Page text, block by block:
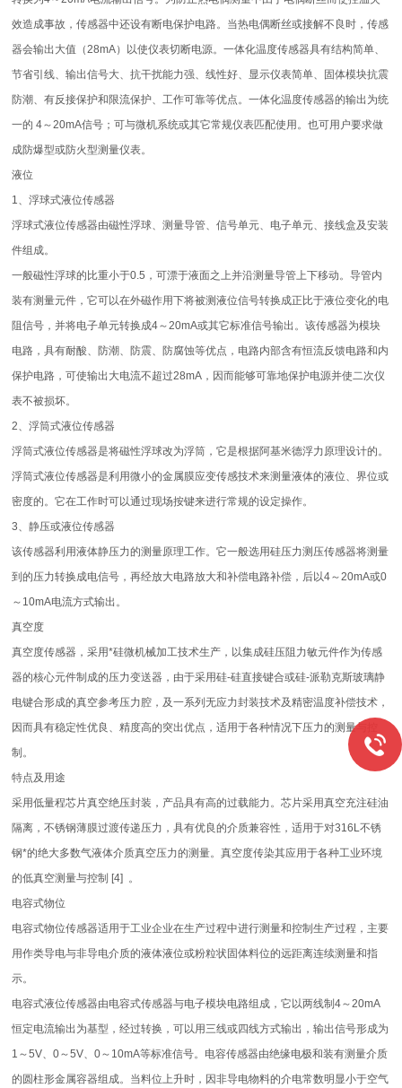
效造成事故，传感器中还设有断电保护电路。当热电偶断丝或接解不良时，传感
器会输出大值（28mA）以使仪表切断电源。一体化温度传感器具有结构简单、
节省引线、输出信号大、抗干扰能力强、线性好、显示仪表简单、固体模块抗震
防潮、有反接保护和限流保护、工作可靠等优点。一体化温度传感器的输出为统
一的 4～20mA信号；可与微机系统或其它常规仪表匹配使用。也可用户要求做
成防爆型或防火型测量仪表。
液位
1、浮球式液位传感器
浮球式液位传感器由磁性浮球、测量导管、信号单元、电子单元、接线盒及安装
件组成。
一般磁性浮球的比重小于0.5，可漂于液面之上并沿测量导管上下移动。导管内
装有测量元件，它可以在外磁作用下将被测液位信号转换成正比于液位变化的电
阻信号，并将电子单元转换成4～20mA或其它标准信号输出。该传感器为模块
电路，具有耐酸、防潮、防震、防腐蚀等优点，电路内部含有恒流反馈电路和内
保护电路，可使输出大电流不超过28mA，因而能够可靠地保护电源并使二次仪
表不被损坏。
2、浮筒式液位传感器
浮筒式液位传感器是将磁性浮球改为浮筒，它是根据阿基米德浮力原理设计的。
浮筒式液位传感器是利用微小的金属膜应变传感技术来测量液体的液位、界位或
密度的。它在工作时可以通过现场按键来进行常规的设定操作。
3、静压或液位传感器
该传感器利用液体静压力的测量原理工作。它一般选用硅压力测压传感器将测量
到的压力转换成电信号，再经放大电路放大和补偿电路补偿，后以4～20mA或0
～10mA电流方式输出。
真空度
真空度传感器，采用*硅微机械加工技术生产，以集成硅压阻力敏元件作为传感
器的核心元件制成的压力变送器，由于采用硅-硅直接键合或硅-派勒克斯玻璃静
电键合形成的真空参考压力腔，及一系列无应力封装技术及精密温度补偿技术，
因而具有稳定性优良、精度高的突出优点，适用于各种情况下压力的测量与控
制。
特点及用途
采用低量程芯片真空绝压封装，产品具有高的过载能力。芯片采用真空充注硅油
隔离，不锈钢薄膜过渡传递压力，具有优良的介质兼容性，适用于对316L不锈
钢*的绝大多数气液体介质真空压力的测量。真空度传染其应用于各种工业环境
的低真空测量与控制 [4] 。
电容式物位
电容式物位传感器适用于工业企业在生产过程中进行测量和控制生产过程，主要
用作类导电与非导电介质的液体液位或粉粒状固体料位的远距离连续测量和指
示。
电容式液位传感器由电容式传感器与电子模块电路组成，它以两线制4～20mA
恒定电流输出为基型，经过转换，可以用三线或四线方式输出，输出信号形成为
1～5V、0～5V、0～10mA等标准信号。电容传感器由绝缘电极和装有测量介质
的圆柱形金属容器组成。当料位上升时，因非导电物料的介电常数明显小于空气